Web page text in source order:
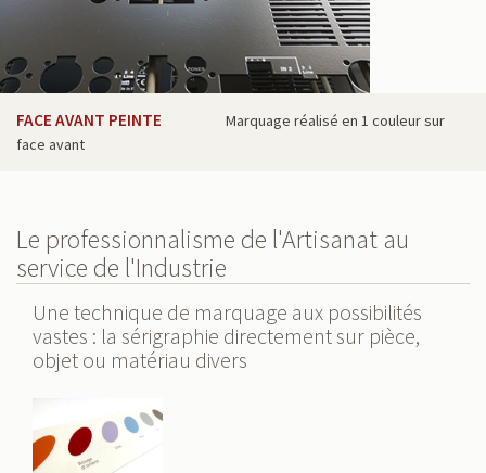
FACE AVANT PEINTE
Marquage réalisé en 1 couleur sur
face avant
Le professionnalisme de l'Artisanat au
service de l'Industrie
Une technique de marquage aux possibilités
vastes : la sérigraphie directement sur pièce,
objet ou matériau divers